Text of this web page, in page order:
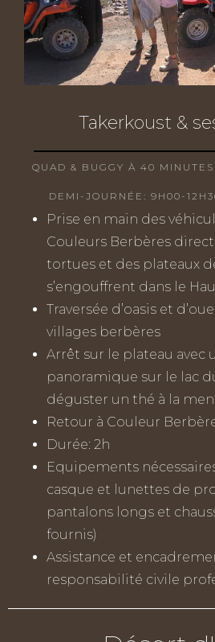
Takerkoust &
QUAD & BUGGY À 40
DEMI-JOURNÉE: 9H00-
Prise en main des
Couleurs Berbères
tortues et des plateaux
s’engouffrent dans le
Traversée d’oasis et
villages berbères
Arrêt sur le plateau avec
panoramique sur le lac
déguster un thé à la
Retour à Couleur
Durée: 2h
Equipements
casque et lunettes de
pantalons longs et
fournis)
Assistance et
responsabilité civile